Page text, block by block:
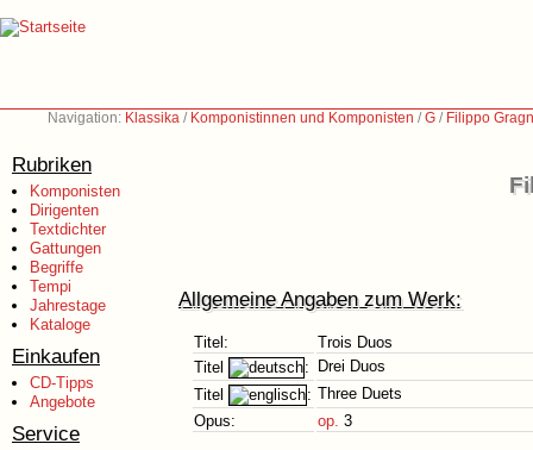
Navigation: Klassika / Komponistinnen und Komponisten /G / Filippo
Rubriken
Komponisten
Dirigenten
Textdichter
Gattungen
Begriffe
Tempi
Jahrestage
Kataloge
Einkaufen
CD-Tipps
Angebote
Service
Allgemeine Angaben zum Werk:
Titel:
Trois Duos
Titel
:
Drei Duos
Titel
: Three Duets
Opus:
op. 3